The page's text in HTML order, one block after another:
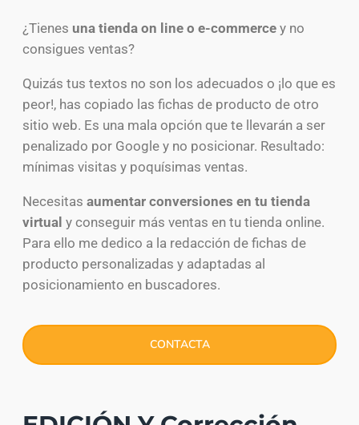
¿Tienes una tienda on line o e-commerce y no
consigues ventas?
Quizás tus textos no son los adecuados o ¡lo que es
peor!, has copiado las fichas de producto de otro
sitio web. Es una mala opción que te llevarán a ser
penalizado por Google y no posicionar. Resultado:
mínimas visitas y poquísimas ventas.
Necesitas aumentar conversiones en tu tienda
virtual y conseguir más ventas en tu tienda online.
Para ello me dedico a la redacción de fichas de
producto personalizadas y adaptadas al
posicionamiento en buscadores.
CONTACTA